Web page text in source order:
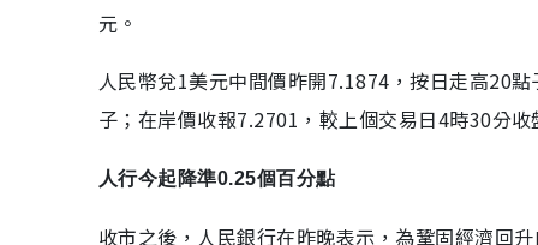
元。
人民幣兌1美元中間價昨開7.1874，按日走高20
子；在岸價收報7.2701，較上個交易日4時30分
人行今起降準0.25個百分點
收市之後，人民銀行在昨晚表示，為鞏固經濟回